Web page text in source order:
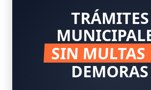
TRÁMITES
SIN MULTAS
DEMORAS